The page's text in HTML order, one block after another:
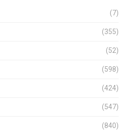
(7)
(355)
(52)
(598)
(424)
(547)
(840)